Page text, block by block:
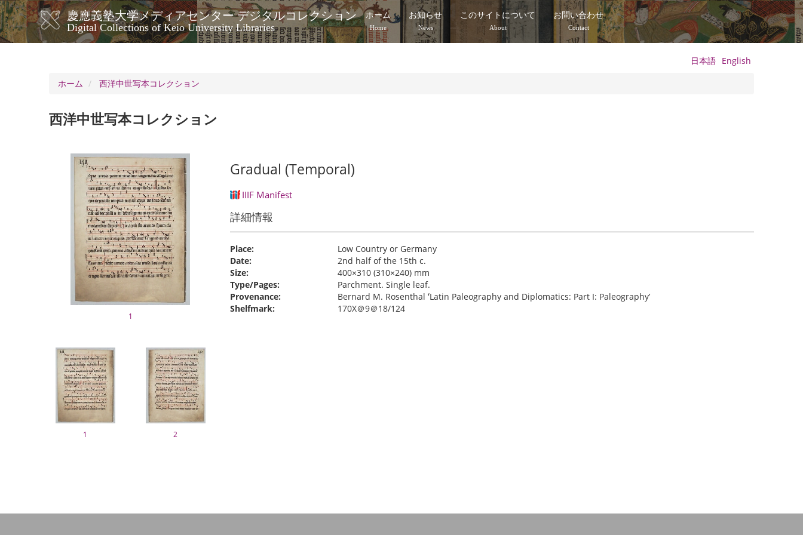
メ
イ
ン
コ
慶應義塾大学メディアセンター デジタルコレクション
Digital Collections of Keio University Libraries
メ
イ
ビ
ー
シ
ホーム
Home
お知らせ
News
このサイトについて
About
お問い合わせ
Contact
日本語 English
ホーム
西洋中世写本コレクション
西洋中世写本コレクション
1
1 2
Gradual (Temporal)
IIIF Manifest
詳細情報
Place:
Low Country or Germany
Date:
2nd half of the 15th c.
Size:
400×310 (310×240) mm
Type/Pages:
Parchment. Single leaf.
Provenance:
Bernard M. Rosenthal ʻLatin Paleography and Diplomatics: Part I: Paleographyʼ
Shelfmark:
170X＠9＠18/124